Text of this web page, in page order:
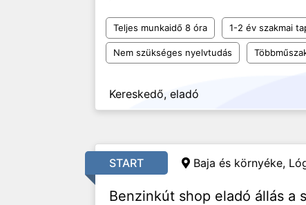
Teljes munkaidő 8 óra 1-2 év szakmai
Nem szükséges nyelvtudás
Kereskedő, eladó
START Baja és környéke,
Benzinkút shop eladó állás a